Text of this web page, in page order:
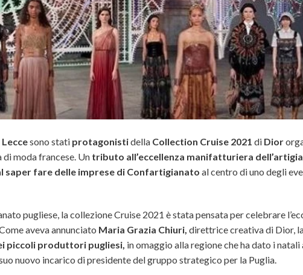
sono stati protagonistidella Collection Cruise 2021 di Dior
moda francese. Un tributo all’eccellenza manifatturiera
saper fare delle imprese di Confartigianato al centro di uno degli
pugliese, la collezione Cruise 2021 è stata pensata per celebrare
aveva annunciato Maria Grazia Chiuri, direttrice creativa di Dior,
piccoli produttori pugliesi, in omaggio alla regione che ha dato i natali
nuovo incarico di presidente del gruppo strategico per la Puglia.